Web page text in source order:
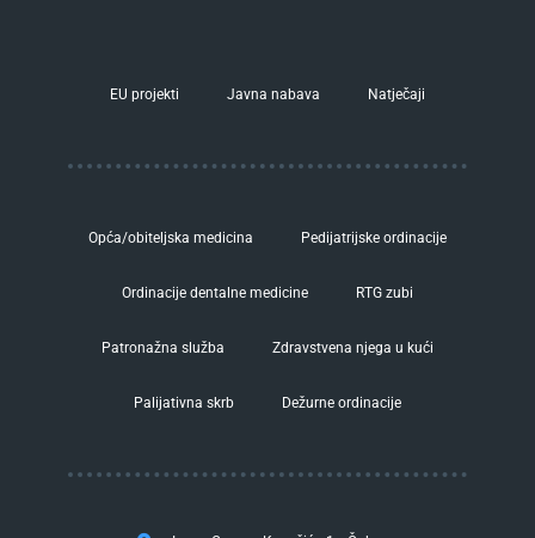
EU projekti Javna nabava Natječaji
Opća/obiteljska medicina Pedijatrijske ordinacije
Ordinacije dentalne medicine RTG zubi
Patronažna služba Zdravstvena njega u kući
Palijativna skrb Dežurne ordinacije